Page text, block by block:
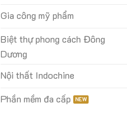
Gia công mỹ phẩm
Biệt thự phong cách Đông
Dương
Nội thất Indochine
Phần mềm đa cấp